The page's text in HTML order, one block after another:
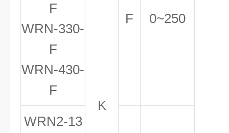
F
WRN-330-
F
WRN-430-
F
K
F 0~250
WRN2-13